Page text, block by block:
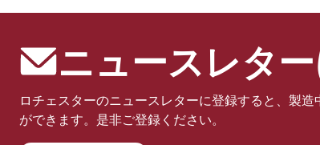
ニュースレタ
ロチェスターのニュースレターに登録すると、製
ができます。是非ご登録ください。